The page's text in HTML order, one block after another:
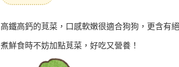
高鐵高鈣的莧菜，口感軟嫩很適合狗狗，更含有
煮鮮食時不妨加點莧菜，好吃又營養！